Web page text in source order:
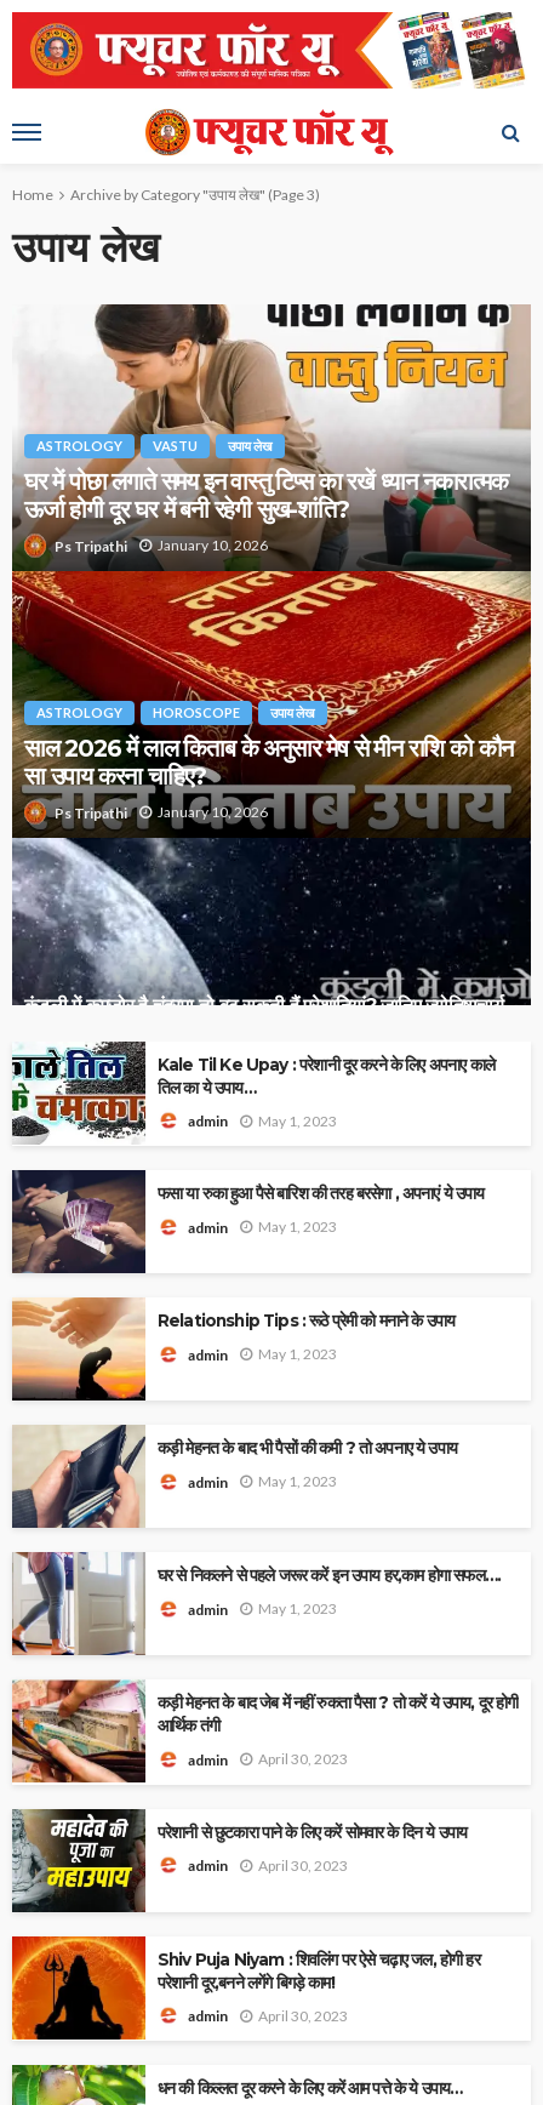
Home Archive by Category "उपाय लेख" (Page 3)
उपाय लेख
ASTROLOGY VASTU उपाय लेख
घर में पोछा लगाते समय इन वास्तु टिप्स का रखें ध्यान नकारात्मक
ऊर्जा होगी दूर घर में बनी रहेगी सुख-शांति?
Ps Tripathi January 10, 2026
ASTROLOGY HOROSCOPE उपाय लेख
साल 2026 में लाल किताब के अनुसार मेष से मीन राशि को कौन
सा उपाय करना चाहिए?
Ps Tripathi January 10, 2026
कुंडली में कमजोर है चंद्रमा तो बढ़ सकती हैं परेशानियां? जानिए ज्योतिषाचार्य
Kale Til Ke Upay : परेशानी दूर करने के लिए अपनाए काले
तिल का ये उपाय…
admin May 1, 2023
फसा या रुका हुआ पैसे बारिश की तरह बरसेगा , अपनाएं ये उपाय
admin May 1, 2023
Relationship Tips : रूठे प्रेमी को मनाने के उपाय
admin May 1, 2023
कड़ी मेहनत के बाद भी पैसों की कमी ? तो अपनाए ये उपाय
admin May 1, 2023
घर से निकलने से पहले जरूर करें इन उपाय हर,काम होगा सफल….
admin May 1, 2023
कड़ी मेहनत के बाद जेब में नहीं रुकता पैसा ? तो करें ये उपाय, दूर होगी
आर्थिक तंगी
admin April 30, 2023
परेशानी से छुटकारा पाने के लिए करें सोमवार के दिन ये उपाय
admin April 30, 2023
Shiv Puja Niyam : शिवलिंग पर ऐसे चढ़ाए जल, होगी हर
परेशानी दूर,बनने लगेंगे बिगड़े काम!
admin April 30, 2023
धन की किल्लत दूर करने के लिए करें आम पत्ते के ये उपाय…